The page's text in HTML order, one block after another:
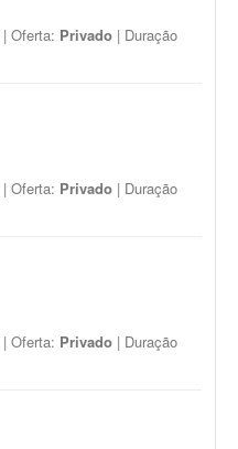
| Oferta: Privado | Duração
| Oferta: Privado | Duração
| Oferta: Privado | Duração